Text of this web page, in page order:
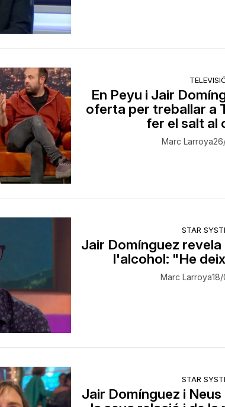
En Peyu i Jair
oferta per treballar a
fer el salt al
Marc Larroya
STAR
Jair Domínguez
l'alcohol: "He
Marc Larroya
STAR
Jair Domínguez i